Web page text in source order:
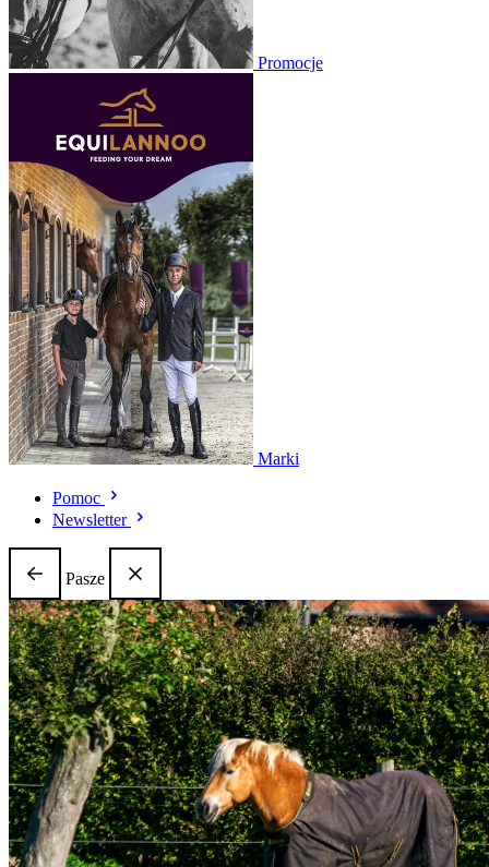
Promocje
Marki
Pomoc
Newsletter
Pasze